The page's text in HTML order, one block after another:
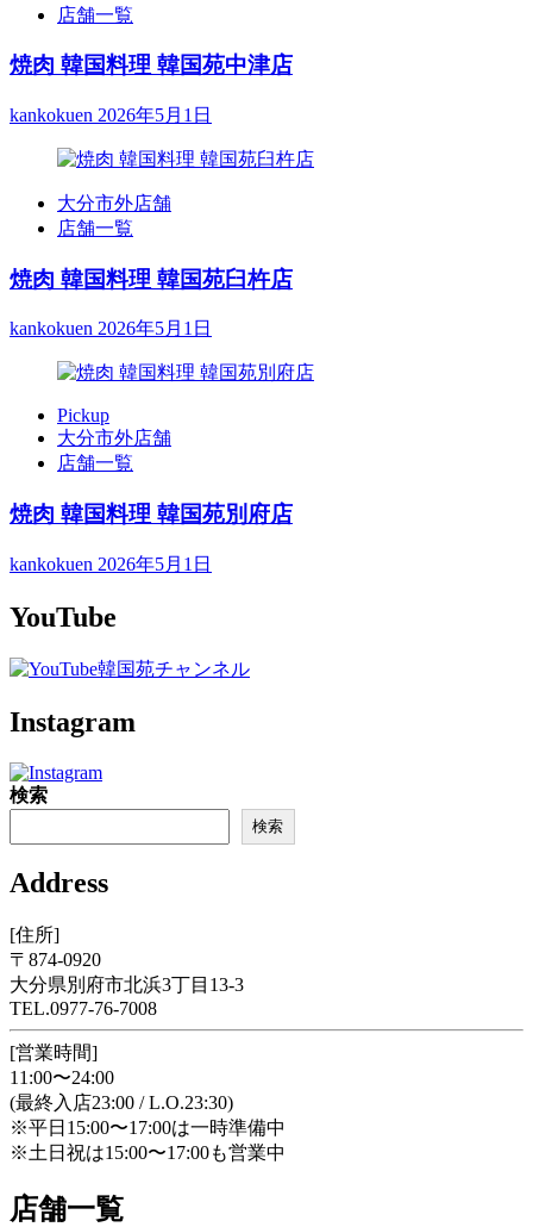
店舗一覧
焼肉 韓国料理 韓国苑中津店
kankokuen 2026年5月1日
大分市外店舗
店舗一覧
焼肉 韓国料理 韓国苑臼杵店
kankokuen 2026年5月1日
Pickup
大分市外店舗
店舗一覧
焼肉 韓国料理 韓国苑別府店
kankokuen 2026年5月1日
YouTube
Instagram
検索
検索
Address
[住所]
〒874-0920
大分県別府市北浜3丁目13-3
TEL.0977-76-7008
[営業時間]
11:00〜24:00
(最終入店23:00 / L.O.23:30)
※平日15:00〜17:00は一時準備中
※土日祝は15:00〜17:00も営業中
店舗一覧